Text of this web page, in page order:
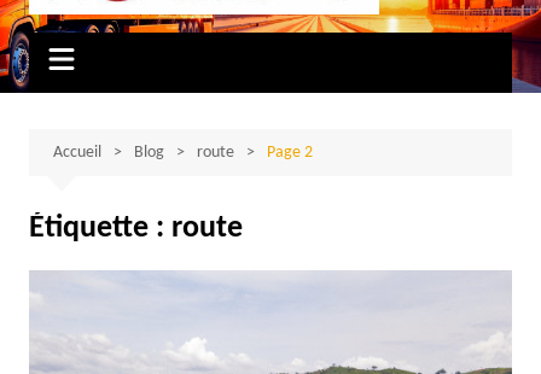
Accueil Blog route Page 2
Étiquette : route